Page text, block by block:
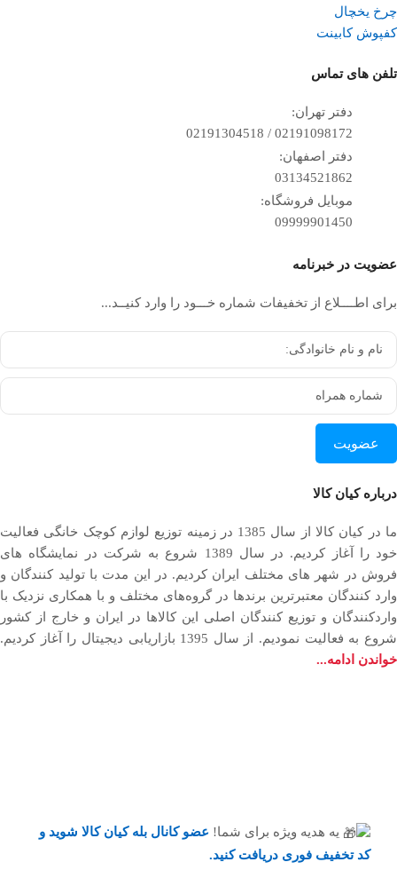
چرخ یخچال
کفپوش کابینت
تلفن ‌های تماس
دفتر تهران:
02191098172 / 02191304518
دفتر اصفهان:
03134521862
موبایل فروشگاه:
09999901450
عضویت در خبرنامه
برای اطــــلاع از تخفیفات شماره خـــود را وارد کنیــد...
عضویت
درباره کیان کالا
ما در کیان کالا از سال 1385 در زمینه توزیع لوازم کوچک خانگی فعالیت
خود را آغاز کردیم. در سال 1389 شروع به شرکت در نمایشگاه های
فروش در شهر های مختلف ایران کردیم. در اين مدت با توليد كنندگان و
وارد كنندگان معتبرترین برندها در گروه‌‏های مختلف و با همکاری نزدیک با
وارد‏کنندگان و توزیع‏ کنندگان اصلی این کالاها در ایران و خارج از کشور
شروع به فعاليت نمودیم. از سال 1395 بازاریابی دیجیتال را آغاز کردیم.
خواندن ادامه...
یه هدیه ویژه برای شما! عضو کانال بله کیان کالا شوید و
کد تخفیف فوری دریافت کنید.